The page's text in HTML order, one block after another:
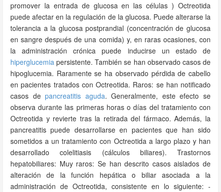
promover la entrada de glucosa en las células ) Octreotida
puede afectar en la regulación de la glucosa. Puede alterarse la
tolerancia a la glucosa postprandial (concentración de glucosa
en sangre después de una comida) y, en raras ocasiones, con
la administración crónica puede inducirse un estado de
hiperglucemia persistente. También se han observado casos de
hipoglucemia. Raramente se ha observado pérdida de cabello
en pacientes tratados con Octreotida. Raros: se han notificado
casos depancreatitis aguda. Generalmente, este efecto se
observa durante las primeras horas o días del tratamiento con
Octreotida y revierte tras la retirada del fármaco. Además, la
pancreatitis puede desarrollarse en pacientes que han sido
sometidos a un tratamiento con Octreotida a largo plazo y han
desarrollado colelitiasis (cálculos biliares). Trastornos
hepatobiliares: Muy raros: Se han descrito casos aislados de
alteración de la función hepática o biliar asociada a la
administración de Octreotida, consistente en lo siguiente: -